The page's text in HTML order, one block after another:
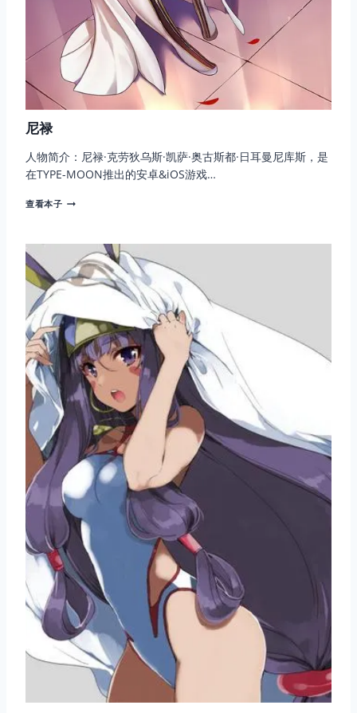
尼禄
人物简介：尼禄·克劳狄乌斯·凯萨·奥古斯都·日耳曼尼库斯，是
在TYPE-MOON推出的安卓&iOS游戏…
查看本子尼